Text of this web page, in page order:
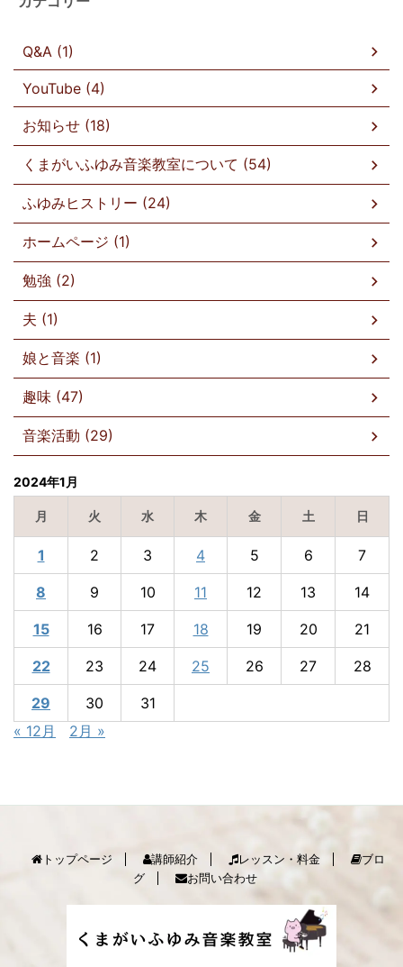
Q&A (1)
YouTube (4)
お知らせ (18)
くまがいふゆみ音楽教室について (54)
ふゆみヒストリー (24)
ホームページ (1)
勉強 (2)
夫 (1)
娘と音楽 (1)
趣味 (47)
音楽活動 (29)
2024年1月
月 火 水 木 金 土 日
1 2 3 4 5 6 7
8 9 10 11 12 13 14
15 16 17 18 19 20 21
22 23 24 25 26 27 28
29 30
31
« 12月
2月 »
トップページ 講師紹介 レッスン・料金
ブロ
グ
お問い合わせ